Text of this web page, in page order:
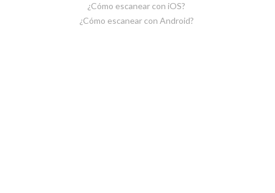
¿Cómo escanear con iOS?
¿Cómo escanear con Android?